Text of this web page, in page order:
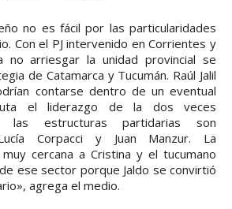
no es fácil por las particularidades
Con el PJ intervenido en Corrientes y
no arriesgar la unidad provincial se
de Catamarca y Tucumán. Raúl Jalil
contarse dentro de un eventual
el liderazgo de la dos veces
las estructuras partidarias son
Corpacci y Juan Manzur. La
cercana a Cristina y el tucumano
ese sector porque Jaldo se convirtió
agrega el medio.